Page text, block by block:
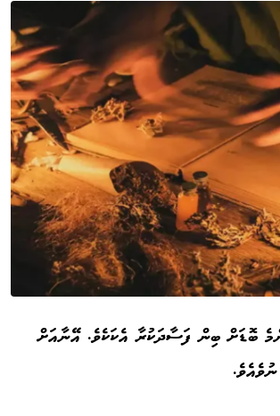
ބޮޑަށް ބިން ފަސާދަކުރާ އެކަކެވެ. އޭނާއަށް